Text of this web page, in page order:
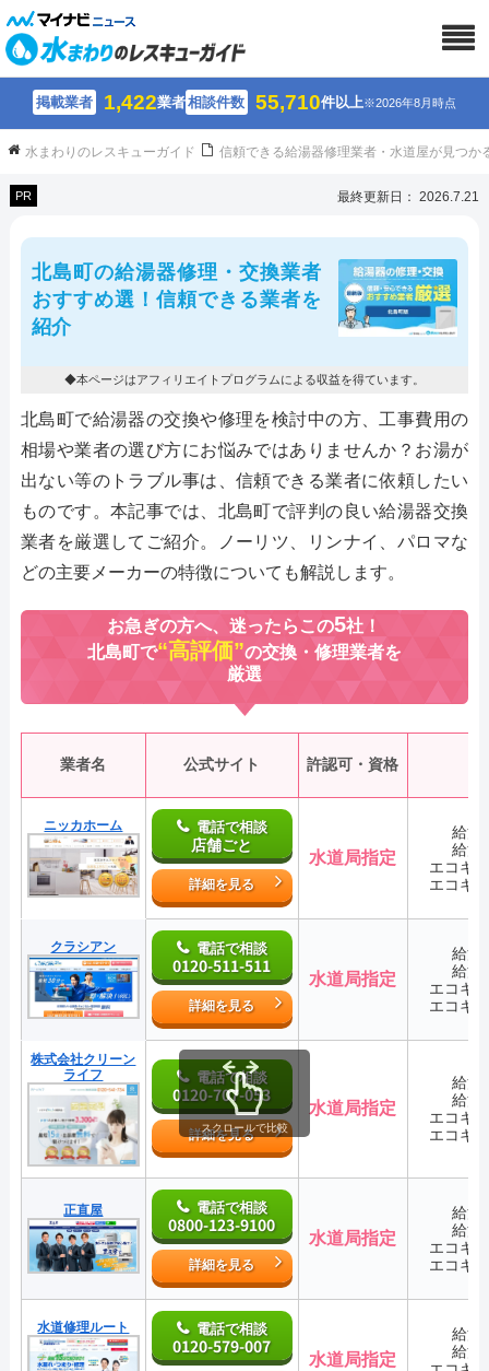
掲載業者 1,422業者相談件数 55,710件以上※2026年8月時点
水まわりのレスキューガイド 信頼できる給湯器修理業者・水道屋が見つか
PR 最終更新日： 2026.7.21
北島町の給湯器修理・交換業者
おすすめ選！信頼できる業者を
紹介
◆本ページはアフィリエイトプログラムによる収益を得ています。
北島町で給湯器の交換や修理を検討中の方、工事費用の
相場や業者の選び方にお悩みではありませんか？お湯が
出ない等のトラブル事は、信頼できる業者に依頼したい
ものです。本記事では、北島町で評判の良い給湯器交換
業者を厳選してご紹介。ノーリツ、リンナイ、パロマな
どの主要メーカーの特徴についても解説します。
お急ぎの方へ、迷ったらこの5社！
北島町で“高評価”の交換・修理業者を
厳選
業者名 公式サイト 許認可・資格
ニッカホーム 電話で相談
店舗ごと
詳細を見る
水道局指定
給湯
給湯
エコキ
エコキ
クラシアン 電話で相談
0120-511-511
詳細を見る
水道局指定
給湯
給湯
エコキ
エコキ
株式会社クリーン
ライフ
電話で相談
0120-707-053
詳細を見る
水道局指定
給湯
給湯
エコキ
エコキ
正直屋 電話で相談
0800-123-9100
詳細を見る
水道局指定
給湯
給湯
エコキ
エコキ
水道修理ルート 電話で相談
0120-579-007
水道局指定
給湯
給湯
スクロールで比較